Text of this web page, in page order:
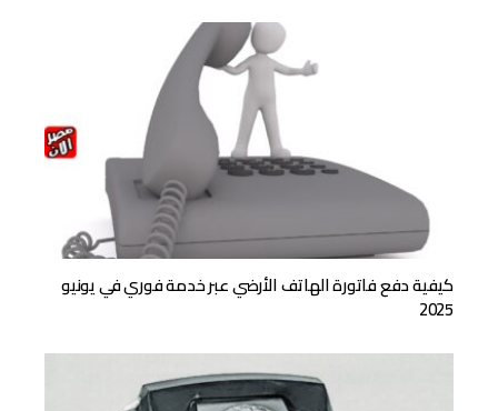
كيفية دفع فاتورة الهاتف الأرضي عبر خدمة فوري في يونيو
2025